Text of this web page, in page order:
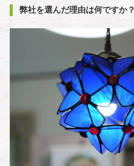
弊社を選んだ理由は何ですか？